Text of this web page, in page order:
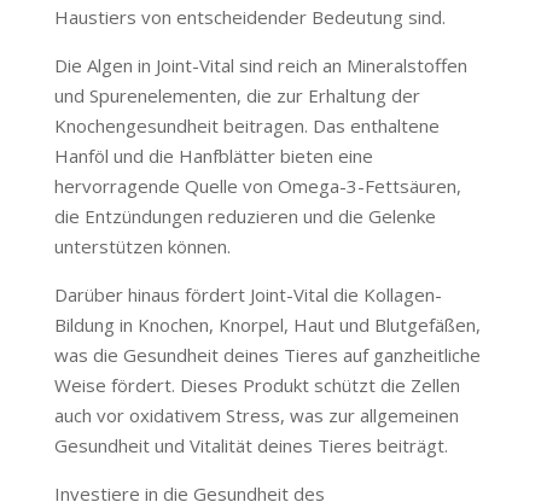
Haustiers von entscheidender Bedeutung sind.
Die Algen in Joint-Vital sind reich an Mineralstoffen
und Spurenelementen, die zur Erhaltung der
Knochengesundheit beitragen. Das enthaltene
Hanföl und die Hanfblätter bieten eine
hervorragende Quelle von Omega-3-Fettsäuren,
die Entzündungen reduzieren und die Gelenke
unterstützen können.
Darüber hinaus fördert Joint-Vital die Kollagen-
Bildung in Knochen, Knorpel, Haut und Blutgefäßen,
was die Gesundheit deines Tieres auf ganzheitliche
Weise fördert. Dieses Produkt schützt die Zellen
auch vor oxidativem Stress, was zur allgemeinen
Gesundheit und Vitalität deines Tieres beiträgt.
Investiere in die Gesundheit des